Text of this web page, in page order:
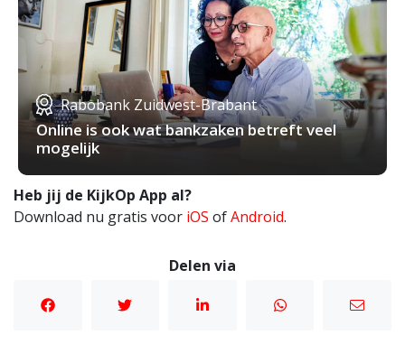
Rabobank Zuidwest-Brabant
Online is ook wat bankzaken betreft veel
mogelijk
Heb jij de KijkOp App al?
Download nu gratis voor iOS ofAndroid.
Delen via